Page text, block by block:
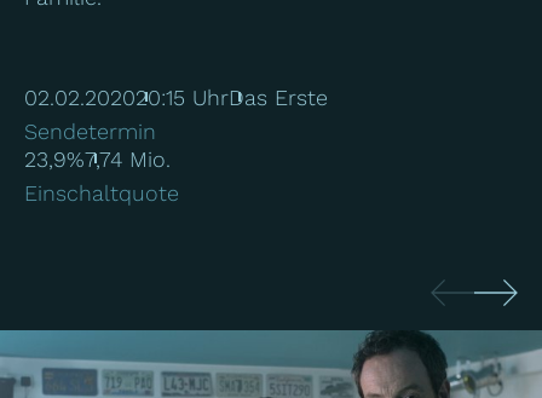
02.02.202020:15 UhrDas Erste
Sendetermin
23,9%7,74 Mio.
Einschaltquote